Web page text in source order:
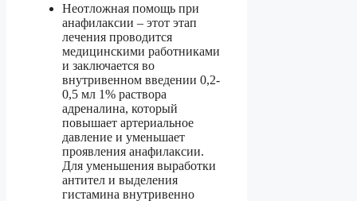
Неотложная помощь при
анафилаксии – этот этап
лечения проводится
медицинскими работниками
и заключается во
внутривенном введении 0,2-
0,5 мл 1% раствора
адреналина, который
повышает артериальное
давление и уменьшает
проявления анафилаксии.
Для уменьшения выработки
антител и выделения
гистамина внутривенно